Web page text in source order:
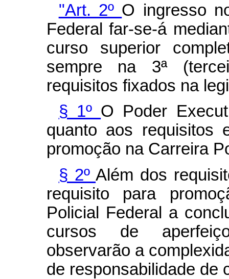
"Art. 2º O ingresso
Federal far-se-á
curso superior
sempre na 3ª
requisitos fixados na
§ 1º O Poder
quanto aos requisitos
promoção na Carreira
§ 2ºAlém dos
requisito para
Policial Federal a
cursos de
observarão a
de responsabilidade de